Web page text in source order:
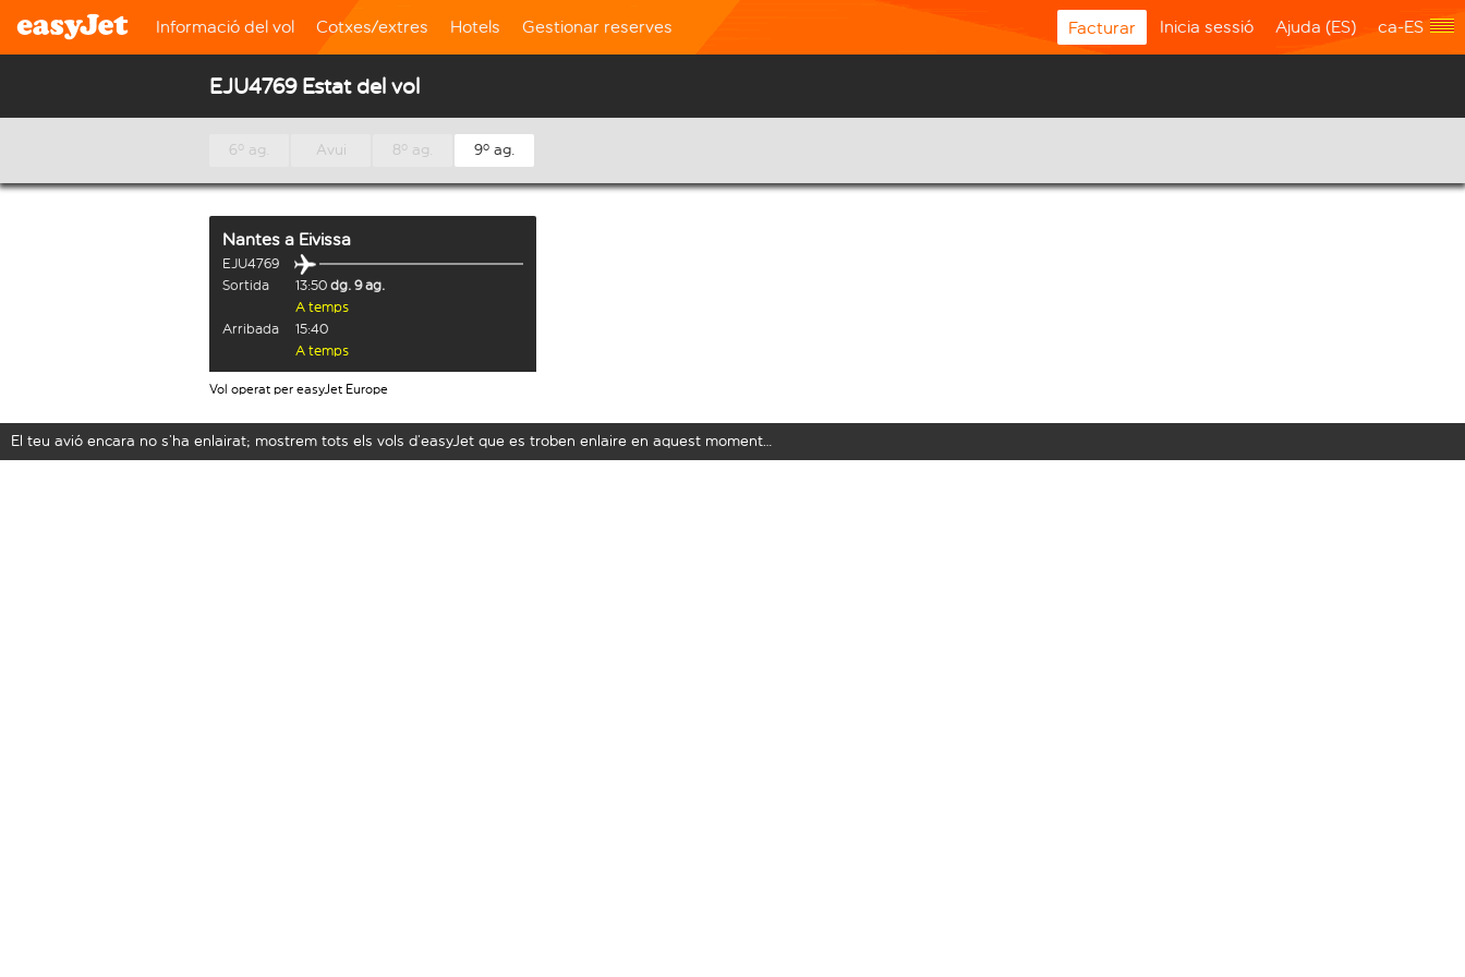
Informació del vol Cotxes/extres Hotels Gestionar reserves Facturar Inicia sessió Ajuda (ES) ca-ES
EJU4769 Estat del vol
6º ag. Avui 8º ag. 9º ag.
Nantes a Eivissa
EJU4769
Sortida
13:50 dg. 9 ag.
A temps
Arribada
15:40
A temps
Vol operat per easyJet Europe
El teu avió encara no s’ha enlairat; mostrem tots els vols d’easyJet que es troben enlaire en aquest moment…